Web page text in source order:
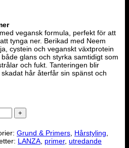
vegansk formula, perfekt för att
tynga ner. Berikad med Neem
cystein och veganskt växtprotein
glans och styrka samtidigt som
och fukt. Tanteringen blir
hår återfår sin spänst och
Grund & Primers Hårstyling
LANZA primer, utredande